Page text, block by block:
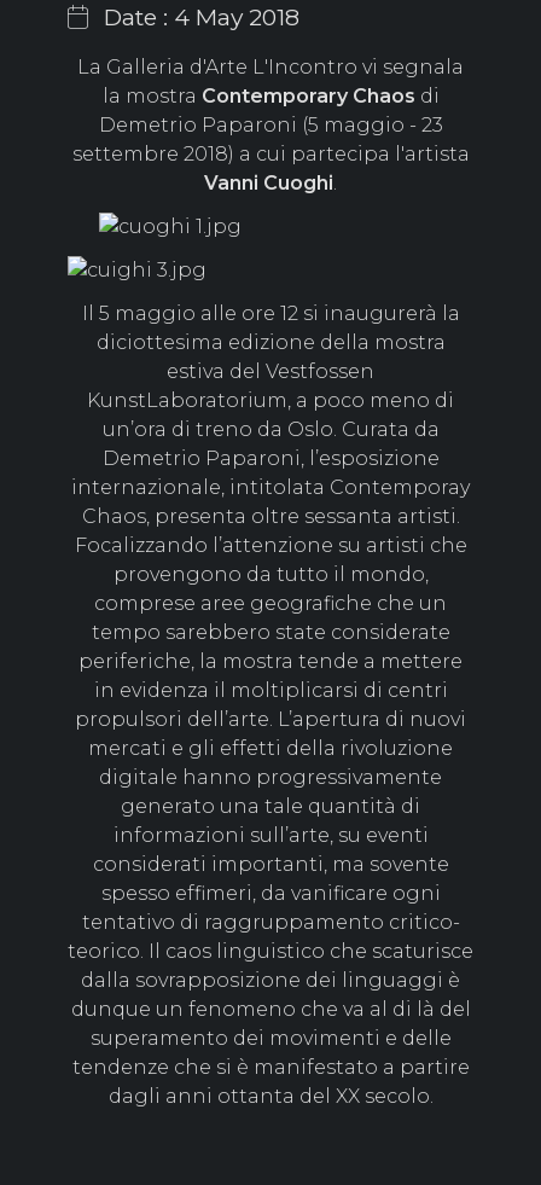
Date : 4 May 2018
La Galleria d'Arte L'Incontro vi segnala
la mostra Contemporary Chaos di
Demetrio Paparoni (5 maggio - 23
settembre 2018) a cui partecipa l'artista
Vanni Cuoghi
Il 5 maggio alle ore 12 si inaugurerà la
diciottesima edizione della mostra
estiva del Vestfossen
KunstLaboratorium, a poco meno di
un’ora di treno da Oslo. Curata da
Demetrio Paparoni, l’esposizione
internazionale, intitolata Contemporay
Chaos, presenta oltre sessanta artisti.
Focalizzando l’attenzione su artisti che
provengono da tutto il mondo,
comprese aree geografiche che un
tempo sarebbero state considerate
periferiche, la mostra tende a mettere
in evidenza il moltiplicarsi di centri
propulsori dell’arte. L’apertura di nuovi
mercati e gli effetti della rivoluzione
digitale hanno progressivamente
generato una tale quantità di
informazioni sull’arte, su eventi
considerati importanti, ma sovente
spesso effimeri, da vanificare ogni
tentativo di raggruppamento critico-
teorico. Il caos linguistico che scaturisce
dalla sovrapposizione dei linguaggi è
dunque un fenomeno che va al di là del
superamento dei movimenti e delle
tendenze che si è manifestato a partire
dagli anni ottanta del XX secolo.